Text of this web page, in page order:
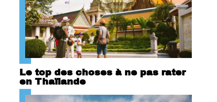
Le top des choses à ne pas rater
en Thaïlande